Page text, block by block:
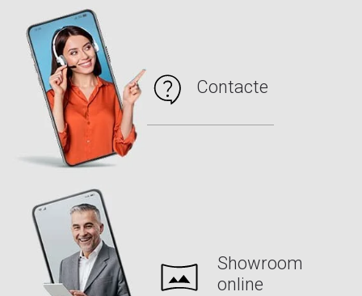
Contacte
Showroom
online